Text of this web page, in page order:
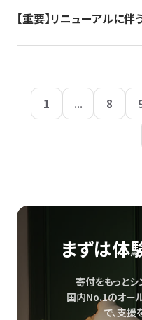
【重要】リニューアルに
1 ... 8
まずは体
寄付をもっとシ
国内No.1のオー
で、支援